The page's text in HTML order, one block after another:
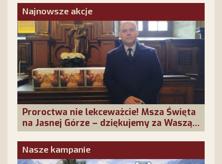
obojętni!
Najnowsze akcje
Proroctwa nie lekceważcie! Msza Święta
na Jasnej Górze – dziękujemy za Waszą
obecność!
Nasze kampanie